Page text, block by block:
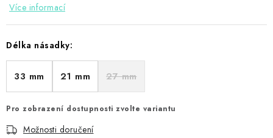
Více informací
Délka násadky:
33 mm 21 mm 27 mm
Pro zobrazení dostupnosti zvolte variantu
Možnosti doručení